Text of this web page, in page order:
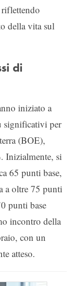
riflettendo
della vita sul
di
iniziato a
significativi per
(BOE),
Inizialmente, si
65 punti base,
a oltre 75 punti
punti base
incontro della
con un
atteso.